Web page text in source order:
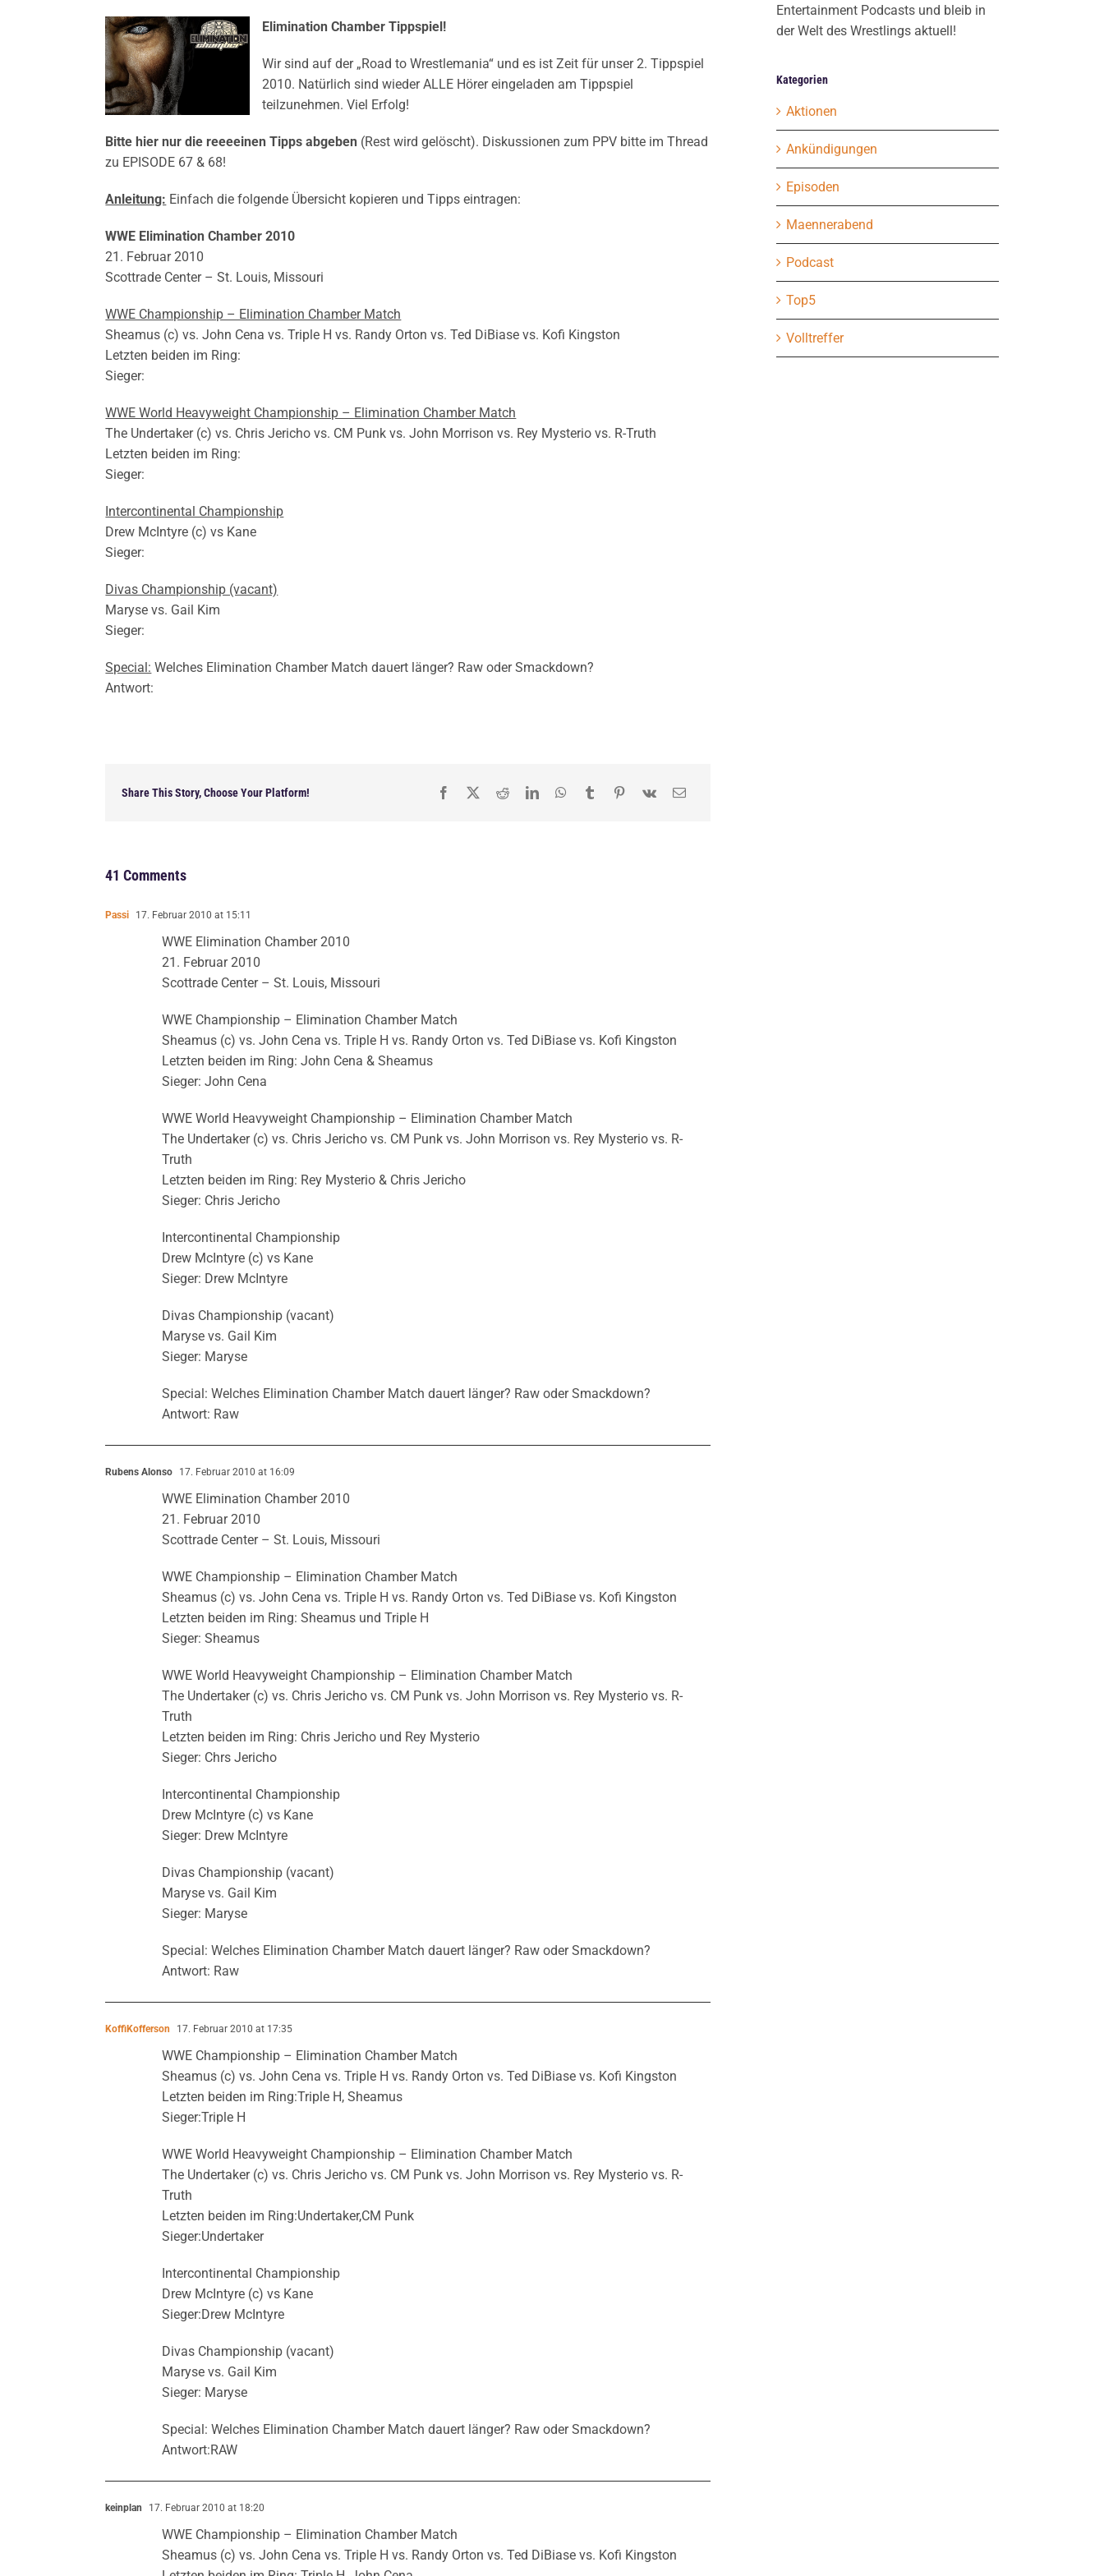
Elimination Chamber Tippspiel!
Wir sind auf der „Road to Wrestlemania“ und es ist Zeit für unser 2. Tippspiel
2010. Natürlich sind wieder ALLE Hörer eingeladen am Tippspiel
teilzunehmen. Viel Erfolg!
Bitte hier nur die reeeeinen Tipps abgeben (Rest wird gelöscht). Diskussionen zum PPV bitte im Thread
zu EPISODE 67 & 68!
Anleitung: Einfach die folgende Übersicht kopieren und Tipps eintragen:
WWE Elimination Chamber 2010
21. Februar 2010
Scottrade Center – St. Louis, Missouri
WWE Championship – Elimination Chamber Match
Sheamus (c) vs. John Cena vs. Triple H vs. Randy Orton vs. Ted DiBiase vs. Kofi Kingston
Letzten beiden im Ring:
Sieger:
WWE World Heavyweight Championship – Elimination Chamber Match
The Undertaker (c) vs. Chris Jericho vs. CM Punk vs. John Morrison vs. Rey Mysterio vs. R-Truth
Letzten beiden im Ring:
Sieger:
Intercontinental Championship
Drew McIntyre (c) vs Kane
Sieger:
Divas Championship (vacant)
Maryse vs. Gail Kim
Sieger:
Special: Welches Elimination Chamber Match dauert länger? Raw oder Smackdown?
Antwort:
Share This Story, Choose Your Platform!
41 Comments
Passi 17. Februar 2010 at 15:11
WWE Elimination Chamber 2010
21. Februar 2010
Scottrade Center – St. Louis, Missouri
WWE Championship – Elimination Chamber Match
Sheamus (c) vs. John Cena vs. Triple H vs. Randy Orton vs. Ted DiBiase vs. Kofi Kingston
Letzten beiden im Ring: John Cena & Sheamus
Sieger: John Cena
WWE World Heavyweight Championship – Elimination Chamber Match
The Undertaker (c) vs. Chris Jericho vs. CM Punk vs. John Morrison vs. Rey Mysterio vs. R-
Truth
Letzten beiden im Ring: Rey Mysterio & Chris Jericho
Sieger: Chris Jericho
Intercontinental Championship
Drew McIntyre (c) vs Kane
Sieger: Drew McIntyre
Divas Championship (vacant)
Maryse vs. Gail Kim
Sieger: Maryse
Special: Welches Elimination Chamber Match dauert länger? Raw oder Smackdown?
Antwort: Raw
Rubens Alonso 17. Februar 2010 at 16:09
WWE Elimination Chamber 2010
21. Februar 2010
Scottrade Center – St. Louis, Missouri
WWE Championship – Elimination Chamber Match
Sheamus (c) vs. John Cena vs. Triple H vs. Randy Orton vs. Ted DiBiase vs. Kofi Kingston
Letzten beiden im Ring: Sheamus und Triple H
Sieger: Sheamus
WWE World Heavyweight Championship – Elimination Chamber Match
The Undertaker (c) vs. Chris Jericho vs. CM Punk vs. John Morrison vs. Rey Mysterio vs. R-
Truth
Letzten beiden im Ring: Chris Jericho und Rey Mysterio
Sieger: Chrs Jericho
Intercontinental Championship
Drew McIntyre (c) vs Kane
Sieger: Drew McIntyre
Divas Championship (vacant)
Maryse vs. Gail Kim
Sieger: Maryse
Special: Welches Elimination Chamber Match dauert länger? Raw oder Smackdown?
Antwort: Raw
KoffiKofferson 17. Februar 2010 at 17:35
WWE Championship – Elimination Chamber Match
Sheamus (c) vs. John Cena vs. Triple H vs. Randy Orton vs. Ted DiBiase vs. Kofi Kingston
Letzten beiden im Ring:Triple H, Sheamus
Sieger:Triple H
WWE World Heavyweight Championship – Elimination Chamber Match
The Undertaker (c) vs. Chris Jericho vs. CM Punk vs. John Morrison vs. Rey Mysterio vs. R-
Truth
Letzten beiden im Ring:Undertaker,CM Punk
Sieger:Undertaker
Intercontinental Championship
Drew McIntyre (c) vs Kane
Sieger:Drew McIntyre
Divas Championship (vacant)
Maryse vs. Gail Kim
Sieger: Maryse
Special: Welches Elimination Chamber Match dauert länger? Raw oder Smackdown?
Antwort:RAW
keinplan 17. Februar 2010 at 18:20
WWE Championship – Elimination Chamber Match
Sheamus (c) vs. John Cena vs. Triple H vs. Randy Orton vs. Ted DiBiase vs. Kofi Kingston
Entertainment Podcasts und bleib in
der Welt des Wrestlings aktuell!
Kategorien
Aktionen
Ankündigungen
Episoden
Maennerabend
Podcast
Top5
Volltreffer